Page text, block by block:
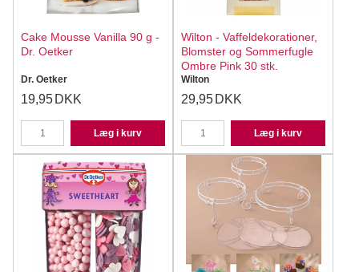
Cake Mousse Vanilla 90 g -
Dr. Oetker
Dr. Oetker
19,95 DKK
Læg i kurv
Wilton - Vaffeldekorationer,
Blomster og Sommerfugle
Ombre Pink 30 stk.
Wilton
29,95 DKK
Læg i kurv